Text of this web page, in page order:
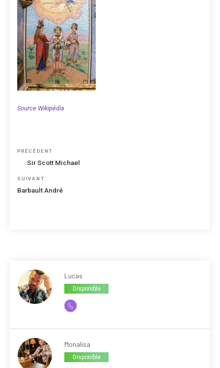
Source Wikipédia
Navigation
Article
PRÉCÉDENT
Sir Scott Michael
Article
suivant
SUIVANT
Barbault André
Lucas
Disponible
Monalisa
Disponible